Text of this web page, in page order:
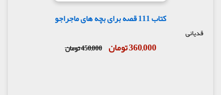
کتاب 111 قصه برای بچه های ماجراجو
قدیانی
360,000 تومان 450,000 تومان